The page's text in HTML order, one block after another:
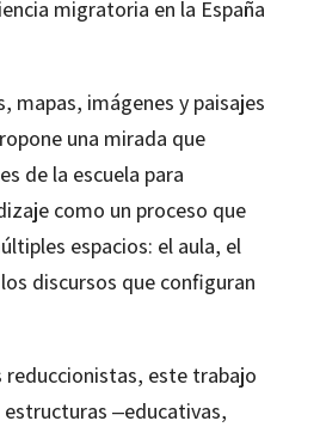
migratoria en la España
mapas, imágenes y paisajes
una mirada que
de la escuela para
como un proceso que
espacios: el aula, el
discursos que configuran
reduccionistas, este trabajo
‒educativas,